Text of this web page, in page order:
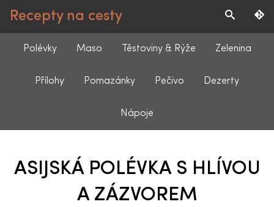
Recepty na cesty
Polévky Maso Těstoviny & Rýže Zelenina
Přílohy Pomazánky Pečivo Dezerty
Nápoje
ASIJSKÁ POLÉVKA S HLÍVOU
A ZÁZVOREM